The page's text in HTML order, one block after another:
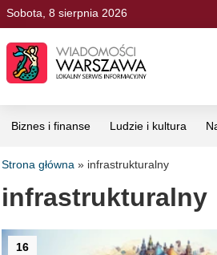
Sobota, 8 sierpnia 2026
Biznes i finanse Ludzie i kultura
Strona główna » infrastrukturalny
infrastrukturalny
16